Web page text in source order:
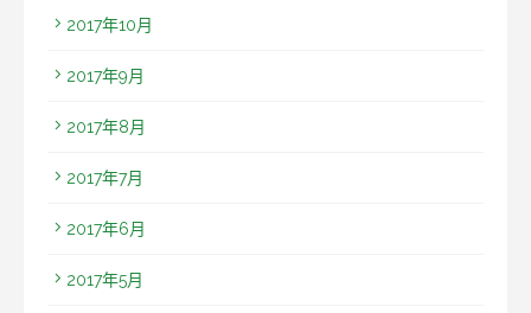
2017年10月
2017年9月
2017年8月
2017年7月
2017年6月
2017年5月